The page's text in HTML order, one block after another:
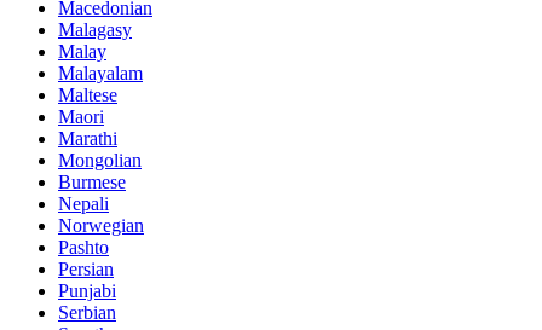
Macedonian
Malagasy
Malay
Malayalam
Maltese
Maori
Marathi
Mongolian
Burmese
Nepali
Norwegian
Pashto
Persian
Punjabi
Serbian